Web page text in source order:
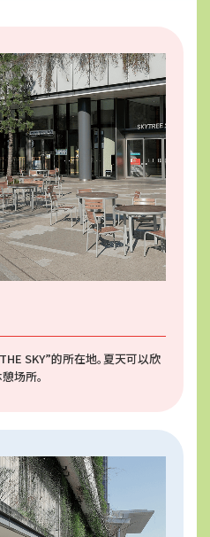
SKY”的所在地。夏天可以欣
场所。